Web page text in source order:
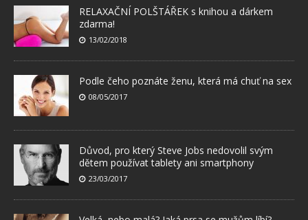
RELAXAČNÍ POLŠTÁŘEK s knihou a dárkem
zdarma!
13/02/2018
Podle čeho poznáte ženu, která má chuť na sex
08/05/2017
Důvod, pro který Steve Jobs nedovolil svým
dětem používat tablety ani smartphony
23/03/2017